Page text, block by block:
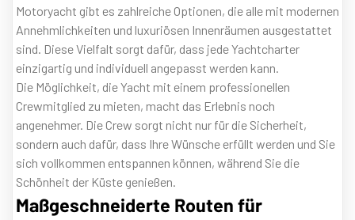
Motoryacht gibt es zahlreiche Optionen, die alle mit modernen
Annehmlichkeiten und luxuriösen Innenräumen ausgestattet
sind. Diese Vielfalt sorgt dafür, dass jede Yachtcharter
einzigartig und individuell angepasst werden kann.
Die Möglichkeit, die Yacht mit einem professionellen
Crewmitglied zu mieten, macht das Erlebnis noch
angenehmer. Die Crew sorgt nicht nur für die Sicherheit,
sondern auch dafür, dass Ihre Wünsche erfüllt werden und Sie
sich vollkommen entspannen können, während Sie die
Schönheit der Küste genießen.
Maßgeschneiderte Routen für